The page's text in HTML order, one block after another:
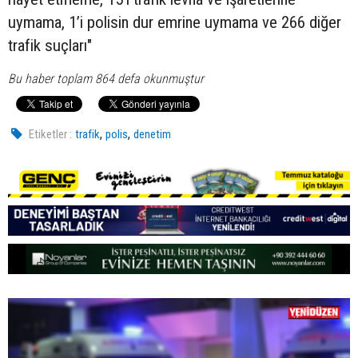
uymama, 1’i polisin dur emrine uymama ve 266 diğer
trafik suçları"
Bu haber toplam 864 defa okunmuştur
Etiketler : trafik,polis,denetim